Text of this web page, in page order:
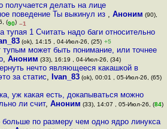
получается делать на лице
поведение Ты выкинул из , Аноним (90),
(90) –1
тупая 1 Считать надо баги относительно
(ok), 14:15 , 04-Июл-26, (25) +5
тупым может быть понимание, или точнее
, Аноним (33), 16:19 , 04-Июл-26, (34)
нечто являющееся какашкой в
за статис, Ivan_83 (ok), 00:01 , 05-Июл-26, (65)
уж какая есть, докапываться можно
ли счит, Аноним (33), 14:07 , 05-Июл-26, (84)
по размеру чем одно ядро линукса